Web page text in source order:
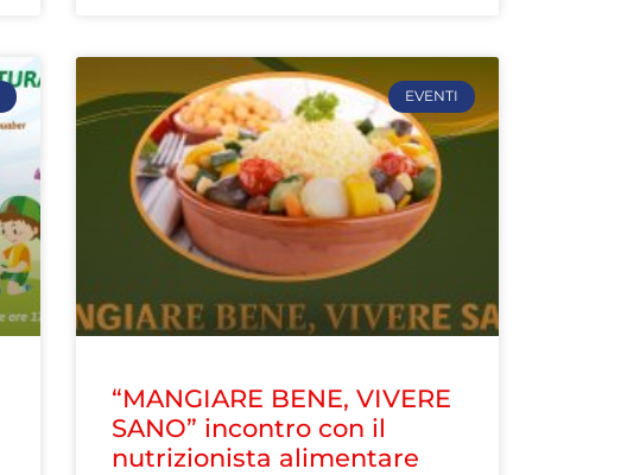
EVENTI
“MANGIARE BENE, VIVERE
SANO” incontro con il
nutrizionista alimentare